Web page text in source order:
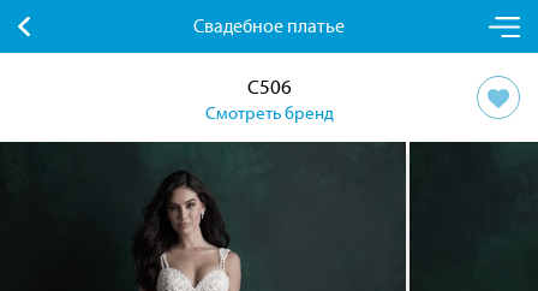
Свадебное платье
C506
Смотреть бренд